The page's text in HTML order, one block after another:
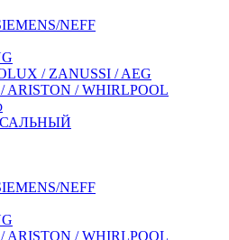
NEFF
/ ZANUSSI / AEG
ARISTON / WHIRLPOOL
NEFF
ARISTON / WHIRLPOOL